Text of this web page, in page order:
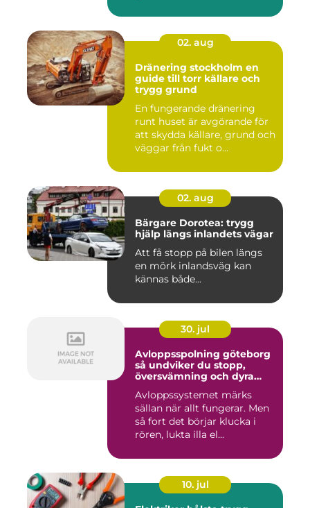
02. aug
Dränering stockholm en
guide till torr källare och
trygg grund
En fungerande dränering
runt huset är avgörande för
att skydda källare, grund och
väggar från fukt o...
02. aug
Bärgare Dorotea: trygg
hjälp längs inlandets vägar
Att få stopp på bilen längs
en mörk inlandsväg kan
kännas både...
30. jul
Avloppsspolning göteborg
så undviker du stopp,
översvämning och dyra
Avloppssystemet märks
sällan när allt fungerar. Men
så fort det börjar klucka i
rören, lukta illa el...
10. jul